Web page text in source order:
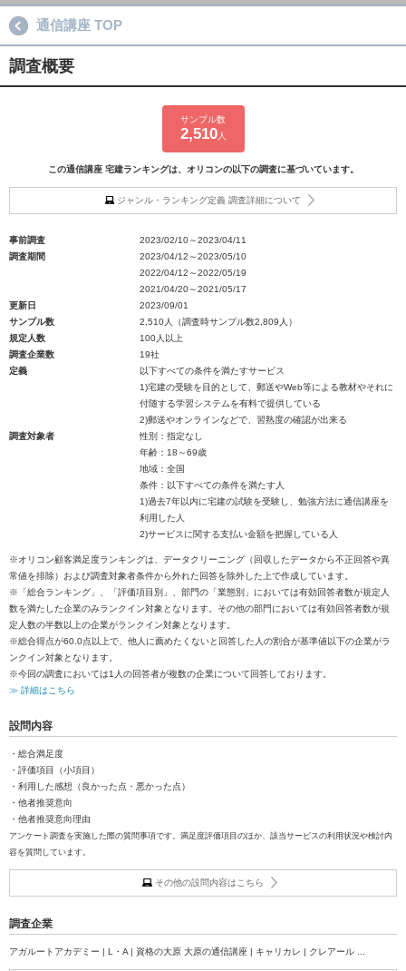
通信講座 TOP
調査概要
サンプル数
2,510人
この通信講座 宅建ランキングは、オリコンの以下の調査に基づいています。
ジャンル・ランキング定義 調査詳細について
事前調査
2023/02/10～2023/04/11
調査期間
2023/04/12～2023/05/10
2022/04/12～2022/05/19
2021/04/20～2021/05/17
更新日
2023/09/01
サンプル数
2,510人（調査時サンプル数2,809人）
規定人数
100人以上
調査企業数
19社
定義
以下すべての条件を満たすサービス
1)宅建の受験を目的として、郵送やWeb等による教材やそれに
付随する学習システムを有料で提供している
2)郵送やオンラインなどで、習熟度の確認が出来る
調査対象者
性別：指定なし
年齢：18～69歳
地域：全国
条件：以下すべての条件を満たす人
1)過去7年以内に宅建の試験を受験し、勉強方法に通信講座を
利用した人
2)サービスに関する支払い金額を把握している人
※オリコン顧客満足度ランキングは、データクリーニング（回収したデータから不正回答や異
常値を排除）および調査対象者条件から外れた回答を除外した上で作成しています。
※「総合ランキング」、「評価項目別」、部門の「業態別」においては有効回答者数が規定人
数を満たした企業のみランクイン対象となります。その他の部門においては有効回答者数が規
定人数の半数以上の企業がランクイン対象となります。
※総合得点が60.0点以上で、他人に薦めたくないと回答した人の割合が基準値以下の企業がラ
ンクイン対象となります。
※今回の調査においては1人の回答者が複数の企業について回答しております。
≫ 詳細はこちら
設問内容
・総合満足度
・評価項目（小項目）
・利用した感想（良かった点・悪かった点）
・他者推奨意向
・他者推奨意向理由
アンケート調査を実施した際の質問事項です。満足度評価項目のほか、該当サービスの利用状況や検討内
容を質問しています。
その他の設問内容はこちら
調査企業
アガルートアカデミー | L・A | 資格の大原 大原の通信講座 | キャリカレ | クレアール ...